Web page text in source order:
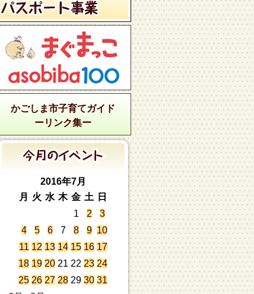
かごしま市子育てガイド
ーリンク集ー
2016年7月
月
火 水 木 金 土
日
1
2
3
4
5 6 7 8 9 10
11 12 13 14 15 16 17
18 19 20 21 22 23 24
25 26 27 28 29 30 31